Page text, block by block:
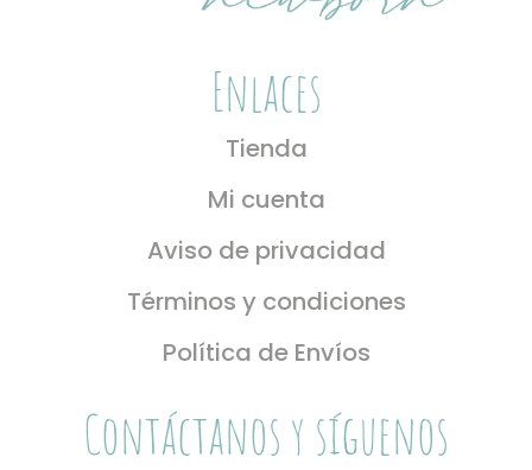
Enlaces
Tienda
Mi cuenta
Aviso de privacidad
Términos y condiciones
Política de Envíos
Contáctanos y síguenos